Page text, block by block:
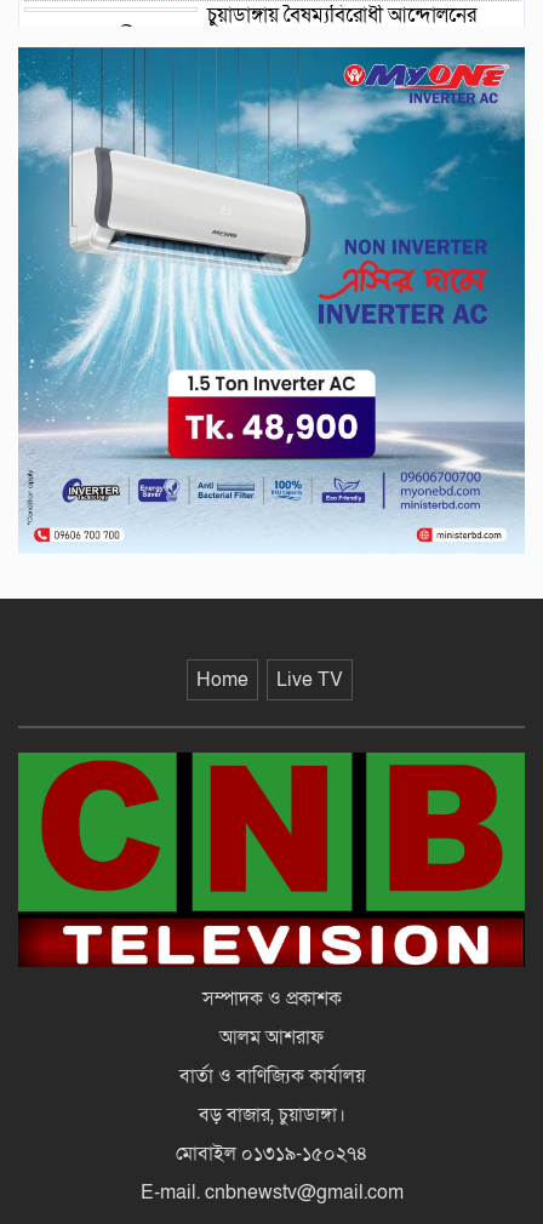
চুয়াডাঙ্গায় বৈষম্যবিরোধী আন্দোলনের
চুয়াডাঙ্গায় স্থানীয় শহীদ দিবস পা‌লিত
জুলাই গণ-অভ্যুত্থান’ দিবস আজ
চেক জালিয়াতি মামলায় মুজিব পরদেশী
কারাগারে
চুয়াডাঙ্গার আদালত চত্বরে ভুয়া
আইনজীবীসহ দুইজন আটক
মহেশপুর সীমান্তে বিএসএফের গুলিতে
Home Live TV
সম্পাদক ও প্রকাশক
আলম আশরাফ
বার্তা ও বাণিজ্যিক কার্যালয়
বড় বাজার, চুয়াডাঙ্গা।
মোবাইল ০১৩১৯-১৫০২৭৪
E-mail. cnbnewstv@gmail.com